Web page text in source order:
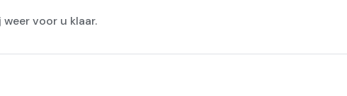
voor u klaar.